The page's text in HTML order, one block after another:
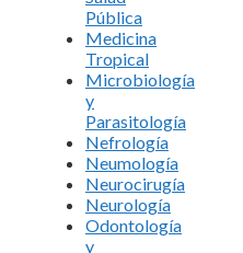
Pública
Medicina
Tropical
Microbiología
y
Parasitología
Nefrología
Neumología
Neurocirugía
Neurología
Odontología
y